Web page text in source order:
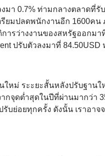
มา 0.7% ท่ามกลางตลาดที่
รียมปลดพนักงานอีก 1600คน
ารว่างงานของสหรัฐออกมา
ปรับตัวลงมาที่
ใหม่ ระะยะสั้นหลังปรับฐาน
กจุดต่ำสุดในปีที่ผ่านมากว่า
บย่อยทุกครั้ง ดังนั้น เราอา